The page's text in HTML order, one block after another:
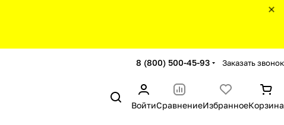
8 (800) 500-45-93 Заказать звонок
ВойтиСравнениеИзбранноеКорзина